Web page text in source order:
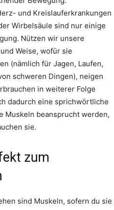
und Kreislauferkrankungen
Wirbelsäule sind nur einige
Nützen wir unsere
Weise, wofür sie
(nämlich für Jagen, Laufen,
schweren Dingen), neigen
in weiterer Folge
dadurch eine sprichwörtliche
Muskeln beansprucht werden,
sie.
zum
sind Muskeln, sofern du sie